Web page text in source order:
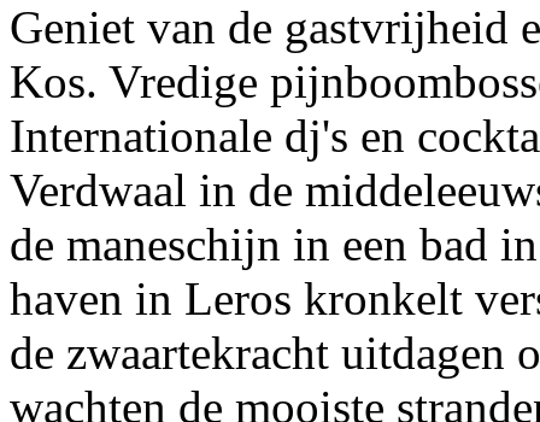
Geniet van de gastvrijheid
Kos. Vredige
Internationale dj's en
Verdwaal in de
de maneschijn in een bad
haven in Leros kronkelt
de zwaartekracht uitdagen
wachten de mooiste